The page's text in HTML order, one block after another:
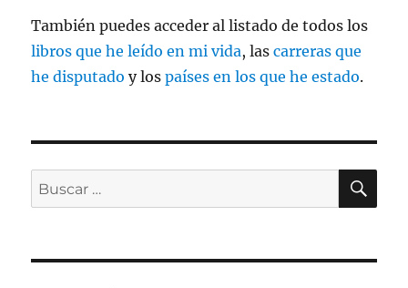
También puedes acceder al listado de todos los
libros que he leído en mi vida, lascarreras que
he disputado y lospaíses en los que he estado.
Buscar
por: